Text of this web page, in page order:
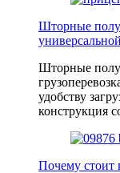
Шторные
Шторные
удобству
конструкция
Почему стоит